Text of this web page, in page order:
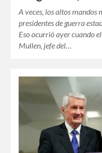
A veces, los altos mandos
presidentes de guerra
Eso ocurrió ayer cuando
Mullen, jefe del…